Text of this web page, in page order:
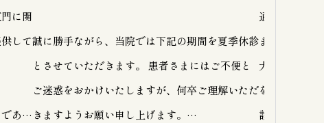
に関
して
あ
誠に勝手ながら、当院では下記の期間を夏季休診
とさせていただきます。 患者さまにはご不便と
ご迷惑をおかけいたしますが、何卒ご理解いただ
きますようお願い申し上げます。
通行にはご
また、杭打ち
大きな揺れ
をおかけして
診療は通常